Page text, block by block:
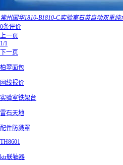
常州国华1810-B1810-C实验室石英自动双重
0条评价
上一页
1/1
下一页
柏翠面包
网线报价
实验室铁架台
雷石天地
配件防溅罩
TH8601
ktr联轴器